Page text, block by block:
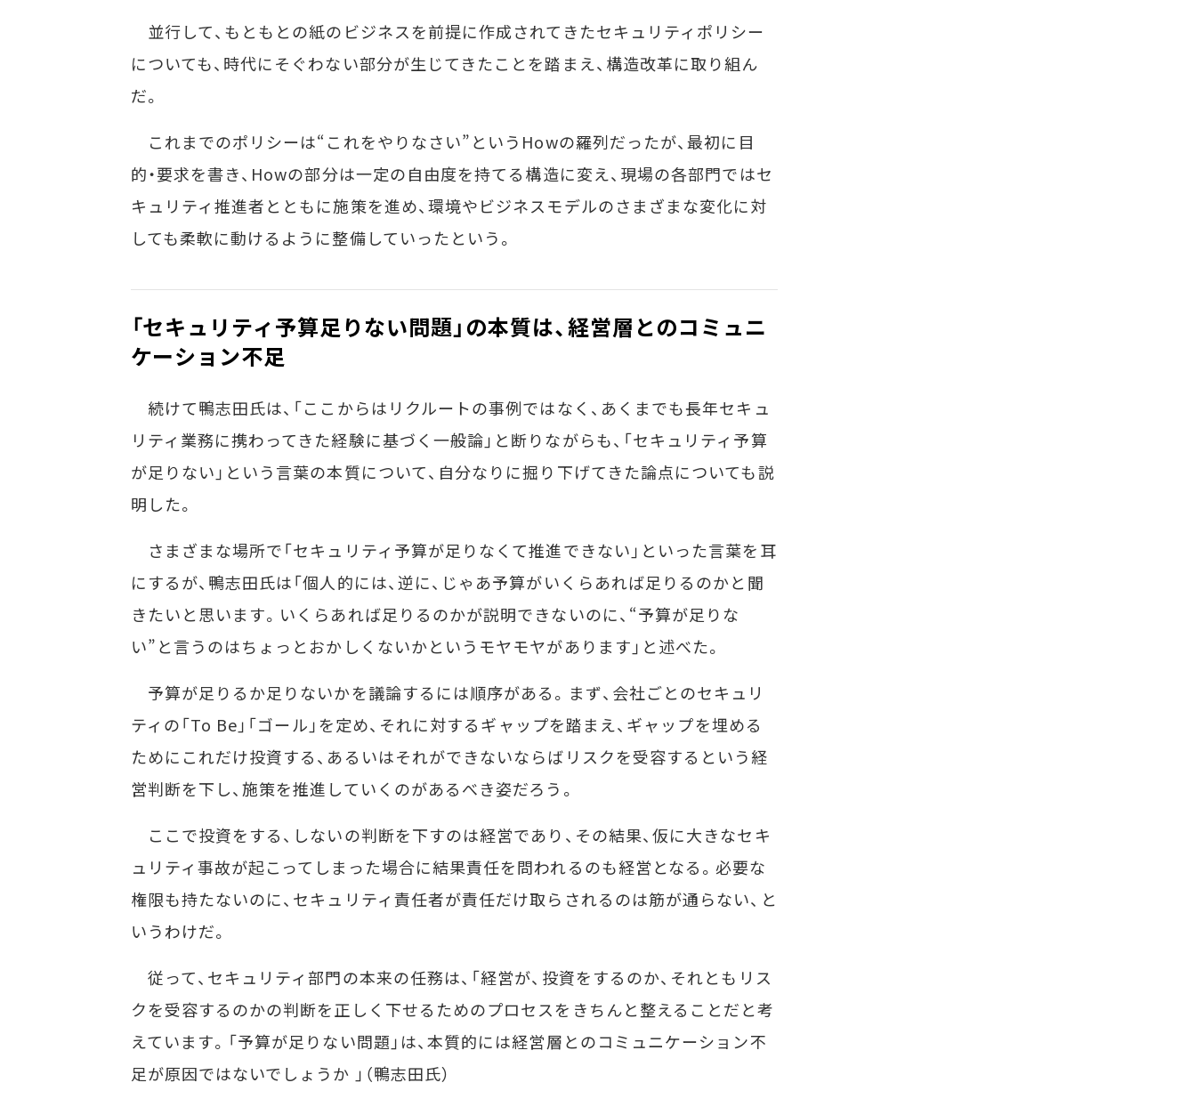
並行して、もともとの紙のビジネスを前提に作成されてきたセキュリティポリシー
についても、時代にそぐわない部分が生じてきたことを踏まえ、構造改革に取り組ん
だ。
これまでのポリシーは“これをやりなさい”というHowの羅列だったが、最初に目
的・要求を書き、Howの部分は一定の自由度を持てる構造に変え、現場の各部門ではセ
キュリティ推進者とともに施策を進め、環境やビジネスモデルのさまざまな変化に対
しても柔軟に動けるように整備していったという。
「セキュリティ予算足りない問題」の本質は、経営層とのコミュニ
ケーション不足
続けて鴨志田氏は、「ここからはリクルートの事例ではなく、あくまでも長年セキュ
リティ業務に携わってきた経験に基づく一般論」と断りながらも、「セキュリティ予算
が足りない」という言葉の本質について、自分なりに掘り下げてきた論点についても説
明した。
さまざまな場所で「セキュリティ予算が足りなくて推進できない」といった言葉を耳
にするが、鴨志田氏は「個人的には、逆に、じゃあ予算がいくらあれば足りるのかと聞
きたいと思います。いくらあれば足りるのかが説明できないのに、“予算が足りな
い”と言うのはちょっとおかしくないかというモヤモヤがあります」と述べた。
予算が足りるか足りないかを議論するには順序がある。まず、会社ごとのセキュリ
ティの「To Be」「ゴール」を定め、それに対するギャップを踏まえ、ギャップを埋める
ためにこれだけ投資する、あるいはそれができないならばリスクを受容するという経
営判断を下し、施策を推進していくのがあるべき姿だろう。
ここで投資をする、しないの判断を下すのは経営であり、その結果、仮に大きなセキ
ュリティ事故が起こってしまった場合に結果責任を問われるのも経営となる。必要な
権限も持たないのに、セキュリティ責任者が責任だけ取らされるのは筋が通らない、と
いうわけだ。
従って、セキュリティ部門の本来の任務は、「経営が、投資をするのか、それともリス
クを受容するのかの判断を正しく下せるためのプロセスをきちんと整えることだと考
えています。「予算が足りない問題」は、本質的には経営層とのコミュニケーション不
足が原因ではないでしょうか 」（鴨志田氏）